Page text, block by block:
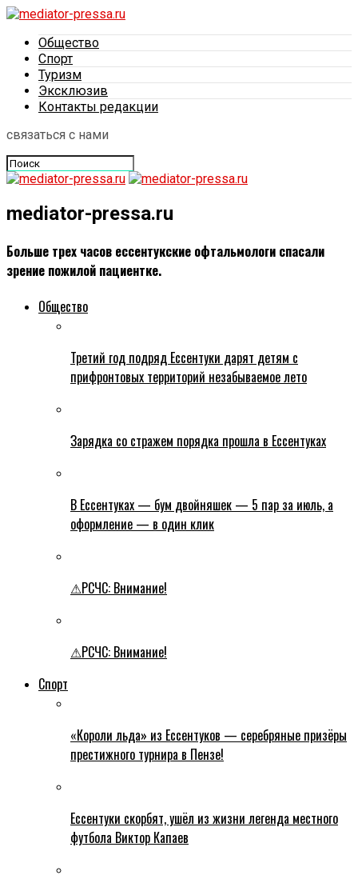
Общество
Спорт
Туризм
Эксклюзив
Контакты редакции
связаться с нами
mediator-pressa.ru
Больше трех часов ессентукские офтальмологи спасали
зрение пожилой пациентке.
Общество
Третий год подряд Ессентуки дарят детям с
прифронтовых территорий незабываемое лето
Зарядка со стражем порядка прошла в Ессентуках
В Ессентуках — бум двойняшек — 5 пар за июль, а
оформление — в один клик
⚠РСЧС: Внимание!
⚠РСЧС: Внимание!
Спорт
«Короли льда» из Ессентуков — серебряные призёры
престижного турнира в Пензе!
Ессентуки скорбят, ушёл из жизни легенда местного
футбола Виктор Капаев